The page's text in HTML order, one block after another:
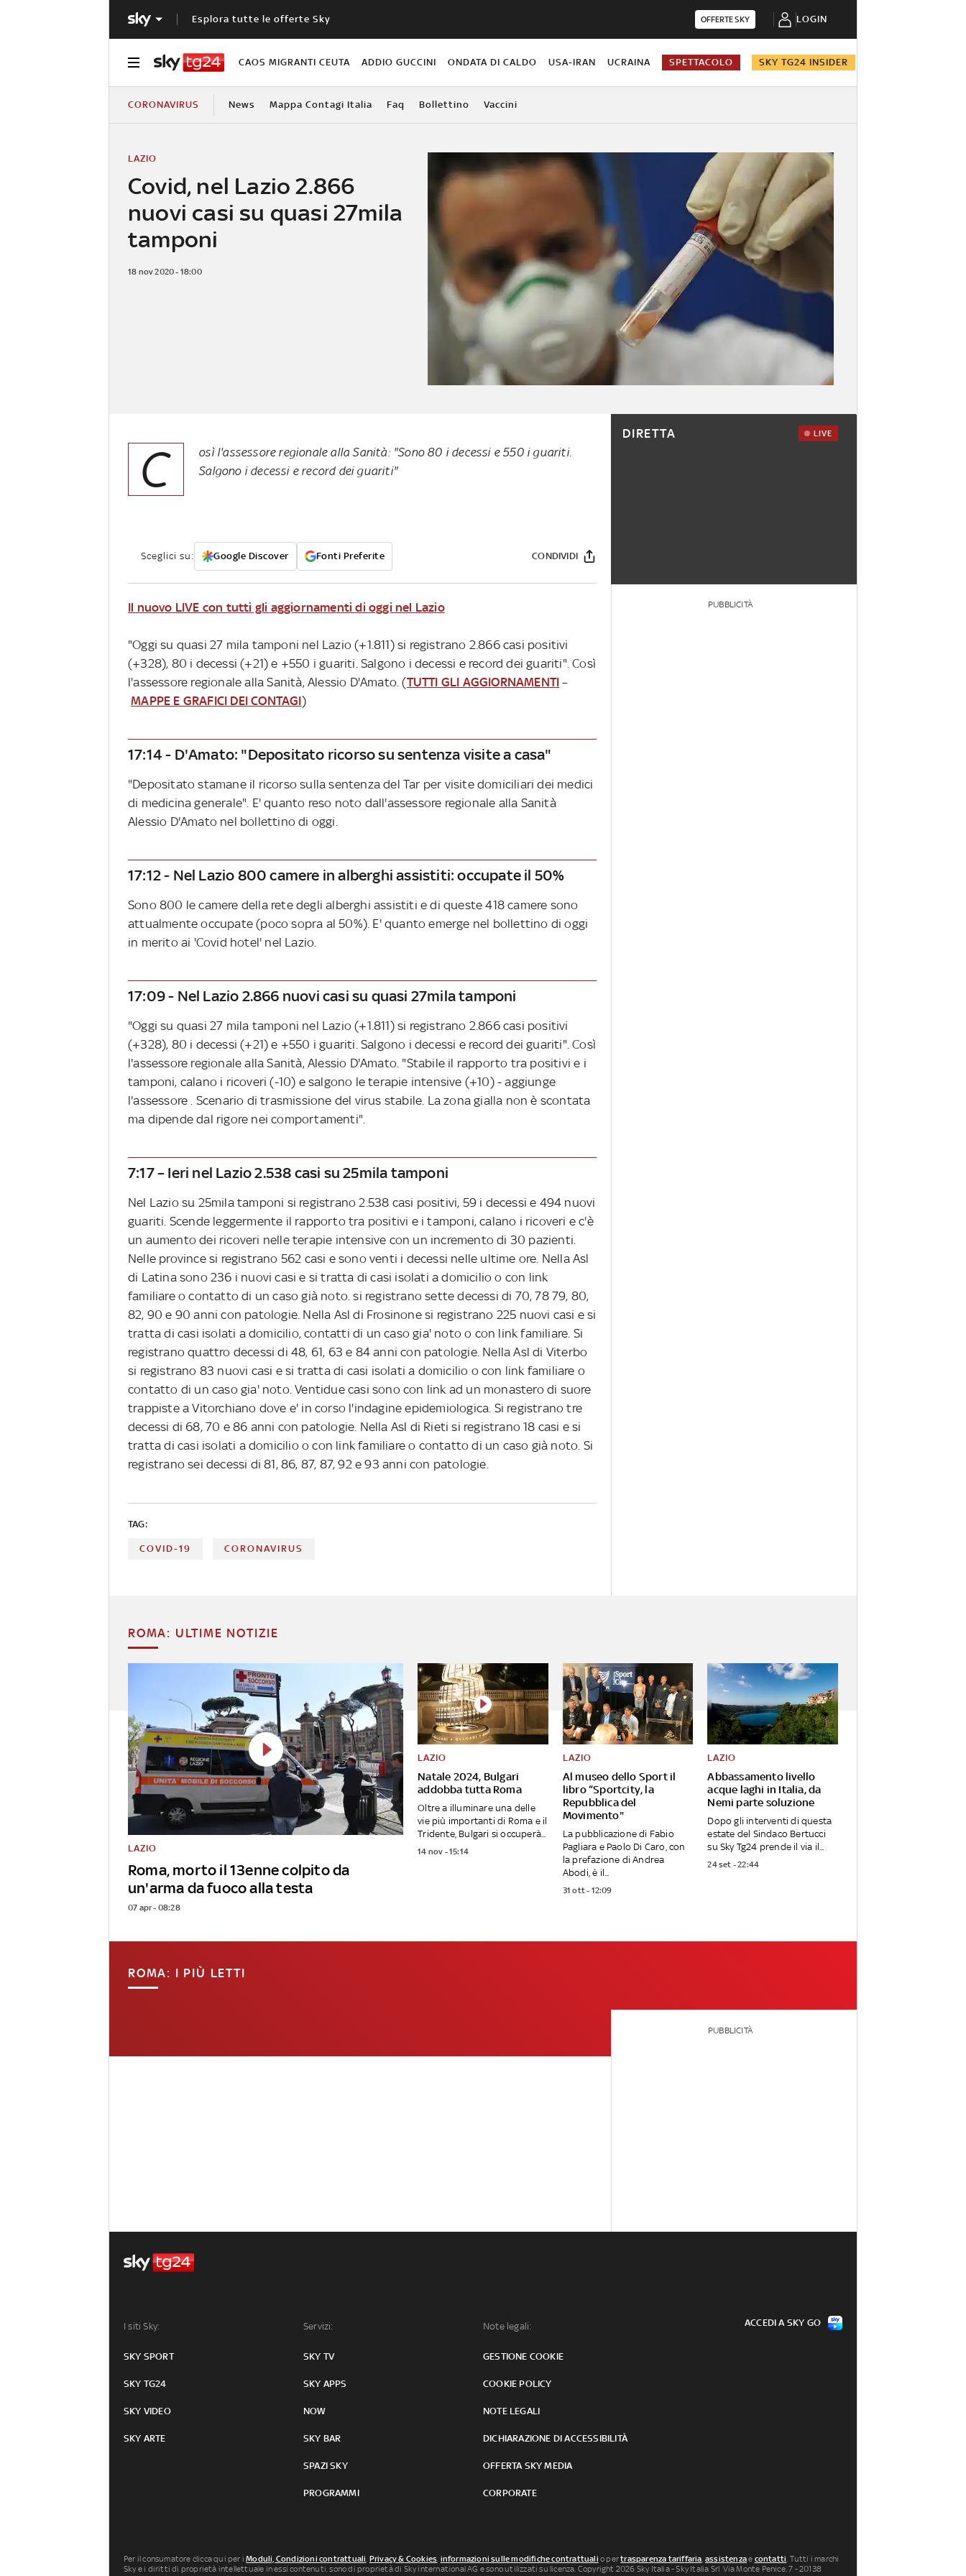
Esplora tutte le offerte Sky OFFERTE SKY LOGIN
CAOS MIGRANTI CEUTA ADDIO GUCCINI ONDATA DI CALDO USA-IRAN UCRAINA SPETTACOLO SKY TG24 INSIDER
CORONAVIRUS News Mappa Contagi Italia Faq Bollettino Vaccini
Covid, nel Lazio 2.866
nuovi casi su quasi 27mila
tamponi
LAZIO
18 nov 2020 - 18:00
C
osì l'assessore regionale alla Sanità: "Sono 80 i decessi e 550 i guariti.
Salgono i decessi e record dei guariti"
Sceglici su: Google Discover Fonti Preferite CONDIVIDI
Il nuovo LIVE con tutti gli aggiornamenti di oggi nel Lazio
"Oggi su quasi 27 mila tamponi nel Lazio (+1.811) si registrano 2.866 casi positivi
(+328), 80 i decessi (+21) e +550 i guariti. Salgono i decessi e record dei guariti". Così
l'assessore regionale alla Sanità, Alessio D'Amato. (TUTTI GLI AGGIORNAMENTI –
MAPPE E GRAFICI DEI CONTAGI)
17:14 - D'Amato: "Depositato ricorso su sentenza visite a casa"
"Depositato stamane il ricorso sulla sentenza del Tar per visite domiciliari dei medici
di medicina generale". E' quanto reso noto dall'assessore regionale alla Sanità
Alessio D'Amato nel bollettino di oggi.
17:12 - Nel Lazio 800 camere in alberghi assistiti: occupate il 50%
Sono 800 le camere della rete degli alberghi assistiti e di queste 418 camere sono
attualmente occupate (poco sopra al 50%). E' quanto emerge nel bollettino di oggi
in merito ai 'Covid hotel' nel Lazio.
17:09 - Nel Lazio 2.866 nuovi casi su quasi 27mila tamponi
"Oggi su quasi 27 mila tamponi nel Lazio (+1.811) si registrano 2.866 casi positivi
(+328), 80 i decessi (+21) e +550 i guariti. Salgono i decessi e record dei guariti". Così
l'assessore regionale alla Sanità, Alessio D'Amato. "Stabile il rapporto tra positivi e i
tamponi, calano i ricoveri (-10) e salgono le terapie intensive (+10) - aggiunge
l'assessore . Scenario di trasmissione del virus stabile. La zona gialla non è scontata
ma dipende dal rigore nei comportamenti".
7:17 – Ieri nel Lazio 2.538 casi su 25mila tamponi
Nel Lazio su 25mila tamponi si registrano 2.538 casi positivi, 59 i decessi e 494 nuovi
guariti. Scende leggermente il rapporto tra positivi e i tamponi, calano i ricoveri e c'è
un aumento dei ricoveri nelle terapie intensive con un incremento di 30 pazienti.
Nelle province si registrano 562 casi e sono venti i decessi nelle ultime ore. Nella Asl
di Latina sono 236 i nuovi casi e si tratta di casi isolati a domicilio o con link
familiare o contatto di un caso già noto. si registrano sette decessi di 70, 78 79, 80,
82, 90 e 90 anni con patologie. Nella Asl di Frosinone si registrano 225 nuovi casi e si
tratta di casi isolati a domicilio, contatti di un caso gia' noto o con link familiare. Si
registrano quattro decessi di 48, 61, 63 e 84 anni con patologie. Nella Asl di Viterbo
si registrano 83 nuovi casi e si tratta di casi isolati a domicilio o con link familiare o
contatto di un caso gia' noto. Ventidue casi sono con link ad un monastero di suore
trappiste a Vitorchiano dove e' in corso l'indagine epidemiologica. Si registrano tre
decessi di 68, 70 e 86 anni con patologie. Nella Asl di Rieti si registrano 18 casi e si
tratta di casi isolati a domicilio o con link familiare o contatto di un caso già noto. Si
registrano sei decessi di 81, 86, 87, 87, 92 e 93 anni con patologie.
TAG:
COVID-19 CORONAVIRUS
DIRETTA LIVE
PUBBLICITÀ
ROMA: ULTIME NOTIZIE
Roma, morto il 13enne colpito da
un'arma da fuoco alla testa
LAZIO
07 apr - 08:28
Natale 2024, Bulgari
addobba tutta Roma
LAZIO
Oltre a illuminare una delle
vie più importanti di Roma e il
Tridente, Bulgari si occuperà...
14 nov - 15:14
Al museo dello Sport il
libro “Sportcity, la
Repubblica del
Movimento"
LAZIO
La pubblicazione di Fabio
Pagliara e Paolo Di Caro, con
la prefazione di Andrea
Abodi, è il...
31 ott - 12:09
Abbassamento livello
acque laghi in Italia, da
Nemi parte soluzione
LAZIO
Dopo gli interventi di questa
estate del Sindaco Bertucci
su Sky Tg24 prende il via il...
24 set - 22:44
ROMA: I PIÙ LETTI
PUBBLICITÀ
I siti Sky:
SKY SPORT
SKY TG24
SKY VIDEO
SKY ARTE
Servizi:
SKY TV
SKY APPS
NOW
SKY BAR
SPAZI SKY
PROGRAMMI
Note legali:
GESTIONE COOKIE
COOKIE POLICY
NOTE LEGALI
DICHIARAZIONE DI ACCESSIBILITÀ
OFFERTA SKY MEDIA
CORPORATE
ACCEDI A SKY GO
Per il consumatore clicca qui per iModuli, Condizioni contrattuali, Privacy & Cookies, informazioni sulle modifiche contrattuali o pertrasparenza tariffaria,assistenzae contatti. Tutti i marchi
Sky e i diritti di proprietà intellettuale in essi contenuti, sono di proprietà di Sky international AG e sono utilizzati su licenza. Copyright 2026 Sky Italia - Sky Italia Srl Via Monte Penice, 7 - 20138